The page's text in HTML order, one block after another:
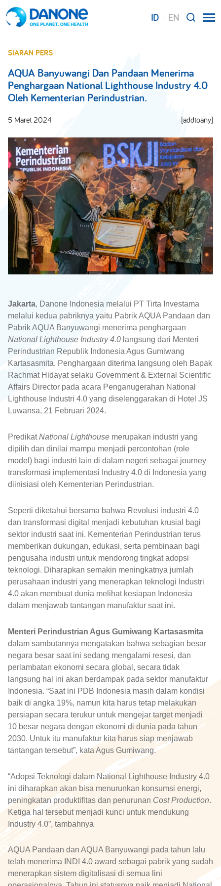
ID EN
SIARAN PERS
AQUA Banyuwangi Dan Pandaan Menerima
Penghargaan National Lighthouse Industry 4.0
Oleh Kementerian Perindustrian.
5 Maret 2024 [addtoany]
Jakarta, Danone Indonesia melalui PT Tirta Investama
melalui kedua pabriknya yaitu Pabrik AQUA Pandaan dan
Pabrik AQUA Banyuwangi menerima penghargaan
National Lighthouse Industry 4.0 langsung dari Menteri
Perindustrian Republik Indonesia Agus Gumiwang
Kartasasmita. Penghargaan diterima langsung oleh Bapak
Rachmat Hidayat selaku Government & External Scientific
Affairs Director pada acara Penganugerahan National
Lighthouse Industri 4.0 yang diselenggarakan di Hotel JS
Luwansa, 21 Februari 2024.
PredikatNational Lighthouse merupakan industri yang
dipilih dan dinilai mampu menjadi percontohan (role
model) bagi industri lain di dalam negeri sebagai journey
transformasi implementasi Industry 4.0 di Indonesia yang
diinisiasi oleh Kementerian Perindustrian.
Seperti diketahui bersama bahwa Revolusi industri 4.0
dan transformasi digital menjadi kebutuhan krusial bagi
sektor industri saat ini. Kementerian Perindustrian terus
memberikan dukungan, edukasi, serta pembinaan bagi
pengusaha industri untuk mendorong tingkat adopsi
teknologi. Diharapkan semakin meningkatnya jumlah
perusahaan industri yang menerapkan teknologi Industri
4.0 akan membuat dunia melihat kesiapan Indonesia
dalam menjawab tantangan manufaktur saat ini.
Menteri Perindustrian Agus Gumiwang Kartasasmita
dalam sambutannya mengatakan bahwa sebagian besar
negara besar saat ini sedang mengalami resesi, dan
perlambatan ekonomi secara global, secara tidak
langsung hal ini akan berdampak pada sektor manufaktur
Indonesia. “Saat ini PDB Indonesia masih dalam kondisi
baik di angka 19%, namun kita harus tetap melakukan
persiapan secara terukur untuk mengejar target menjadi
10 besar negara dengan ekonomi di dunia pada tahun
2030. Untuk itu manufaktur kita harus siap menjawab
tantangan tersebut”, kata Agus Gumiwang.
“Adopsi Teknologi dalam National Lighthouse Industry 4.0
ini diharapkan akan bisa menurunkan konsumsi energi,
peningkatan produktifitas dan penurunan Cost Production.
Ketiga hal tersebut menjadi kunci untuk mendukung
Industry 4.0”, tambahnya
AQUA Pandaan dan AQUA Banyuwangi pada tahun lalu
telah menerima INDI 4.0 award sebagai pabrik yang sudah
menerapkan sistem digitalisasi di semua lini